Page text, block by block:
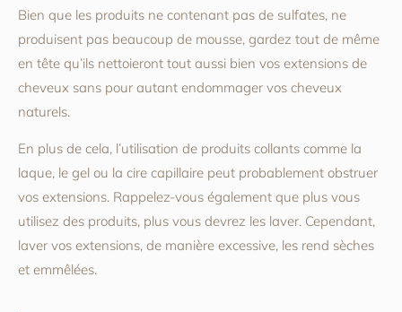
Bien que les produits ne contenant pas de sulfates, ne
produisent pas beaucoup de mousse, gardez tout de même
en tête qu’ils nettoieront tout aussi bien vos extensions de
cheveux sans pour autant endommager vos cheveux
naturels.
En plus de cela, l’utilisation de produits collants comme la
laque, le gel ou la cire capillaire peut probablement obstruer
vos extensions. Rappelez-vous également que plus vous
utilisez des produits, plus vous devrez les laver. Cependant,
laver vos extensions, de manière excessive, les rend sèches
et emmêlées.